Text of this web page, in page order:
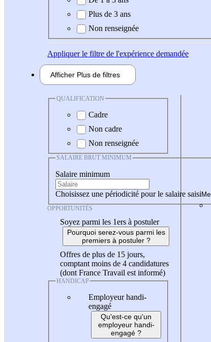
Plus de 3 ans
Non renseignée
Appliquerle filtre de l'expérience demandée
Afficher Plus de filtres
QUALIFICATION
Cadre
Non cadre
Non renseignée
SALAIRE BRUT MINIMUM
Salaire minimum
Choisissez une périodicité pour le salaire saisi
OPPORTUNITÉS
Soyez parmi les 1ers à postuler
Pourquoi serez-vous parmi les
premiers à postuler ?
Offres de plus de 15 jours,
comptant moins de 4 candidatures
(dont France Travail est informé)
HANDICAP
Employeur handi-
engagé
Qu'est-ce qu'un
employeur handi-
engagé ?